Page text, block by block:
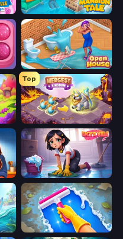
Designville: Merge & Design Mansion Tale: Merge Secrets
Piece of Cake: Merge and Bake Open House
Fairyland Merge & Magic
Top
Mergest Kingdom
Lucy’s Ville
Hotel Rush: Merge Story